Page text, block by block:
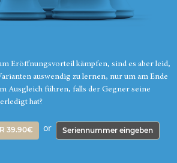
Eröffnungsvorteil kämpfen, sind es aber leid,
auswendig zu lernen, nur um am Ende
Ausgleich führen, falls der Gegner seine
hat?
39.90€ or Seriennummer eingeben